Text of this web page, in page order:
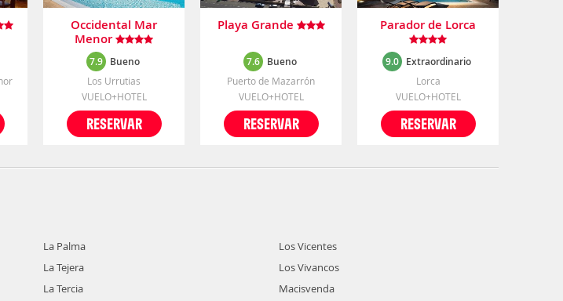
Occidental Mar
Menor
7.9 Bueno
Los Urrutias
VUELO+HOTEL
RESERVAR
Playa Grande
7.6 Bueno
Puerto de Mazarrón
VUELO+HOTEL
RESERVAR
Parador de Lorca
9.0 Extraordinario
Lorca
VUELO+HOTEL
RESERVAR
La Palma
La Tejera
La Tercia
Los Vicentes
Los Vivancos
Macisvenda